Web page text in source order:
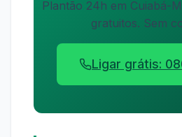
Plantão 24h em Cuiabá-
gratuitos. Sem
Ligar grátis: